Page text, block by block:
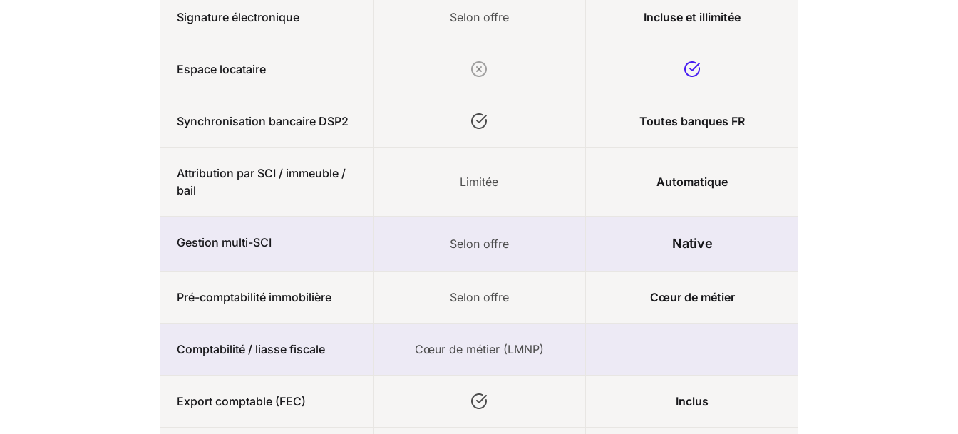
Signature électronique Selon offre Incluse et illimitée
Espace locataire
Synchronisation bancaire DSP2 Toutes banques FR
Attribution par SCI / immeuble /
bail
Limitée Automatique
Gestion multi-SCI Selon offre Native
Pré-comptabilité immobilière Selon offre Cœur de métier
Comptabilité / liasse fiscale Cœur de métier (LMNP)
Export comptable (FEC) Inclus